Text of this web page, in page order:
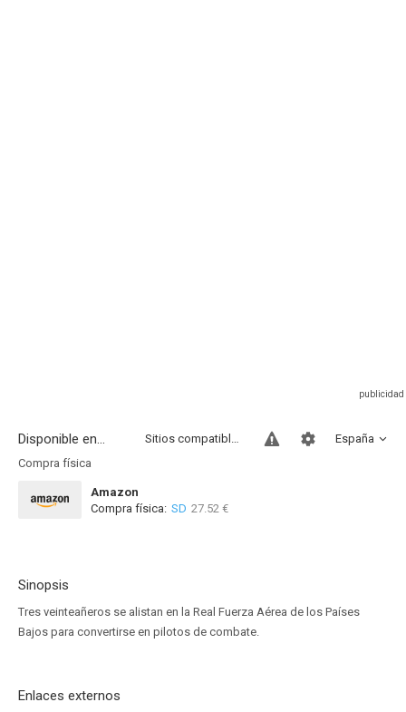
Disponible en... España
Sitios compatibles
Compra física
Amazon
Compra física: SD 27.52 €
Sinopsis
Tres veinteañeros se alistan en la Real Fuerza Aérea de los Países
Bajos para convertirse en pilotos de combate.
Enlaces externos